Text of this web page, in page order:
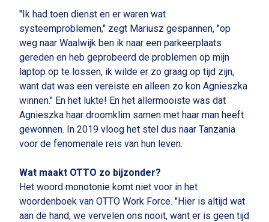
"Ik had toen dienst en er waren wat
systeemproblemen," zegt Mariusz gespannen, "op
weg naar Waalwijk ben ik naar een parkeerplaats
gereden en heb geprobeerd de problemen op mijn
laptop op te lossen, ik wilde er zo graag op tijd zijn,
want dat was een vereiste en alleen zo kon Agnieszka
winnen." En het lukte! En het allermooiste was dat
Agnieszka haar droomklim samen met haar man heeft
gewonnen. In 2019 vloog het stel dus naar Tanzania
voor de fenomenale reis van hun leven.
Wat maakt OTTO zo bijzonder?
Het woord monotonie komt niet voor in het
woordenboek van OTTO Work Force. "Hier is altijd wat
aan de hand, we vervelen ons nooit, want er is geen tijd